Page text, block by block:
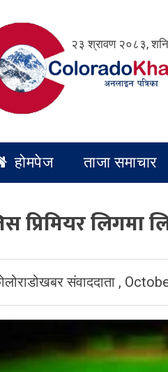
२३ श्रावण २०८३,
होमपेज ताजा समाचार
प्रिमियर लिगमा
संवाददाता ,